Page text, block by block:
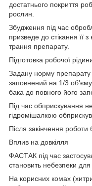
достатнього покриття
рослин.
Збудження під час
призведе до стікання її
трання препарату.
Підготовка робочої
Задану норму препарату
заповнений на 1/3
бака до повного його
Під час обприскування
гідромішалкою
Після закінчення
Вплив на довкілля
ФАСТАК під час
становить небезпеки для
На корисних комах